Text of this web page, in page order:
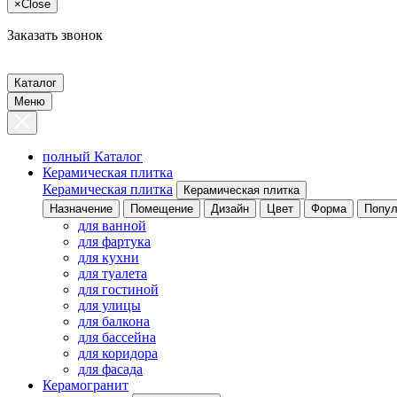
×Close
Заказать звонок
Каталог
Меню
полный Каталог
Керамическая плитка
Керамическая плитка
Керамическая плитка
Назначение
Помещение Дизайн Цвет Форма
для ванной
для фартука
для кухни
для туалета
для гостиной
для улицы
для балкона
для бассейна
для коридора
для фасада
Керамогранит